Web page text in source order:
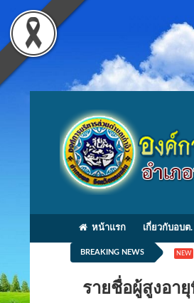
หน้าแรก เกี่ยวกับอบต.
BREAKING NEWS NEW
รายชื่อผู้สูงอา